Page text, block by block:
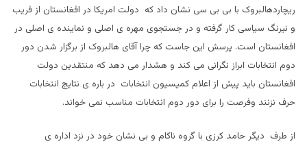
ریچاردهالبروک با بی بی سی نشان داد که دولت امریکا در افغانستان از فریب
و نیرنگ سیاسی کار گرفته و در جستجوی مهره ی اصلی و نماینده ی اصلی در
افغانستان است. پرسش این جاست که چرا آقای هالبروک از برگزار شدن دور
دوم انتخابات ابراز نگرانی می کند و هشدار می دهد که منتقدین دولت
افغانستان باید پیش از اعلام کمیسیون انتخابات در باره ی نتایج انتخابات
حرف نزنند وفرصت را برای دور دوم انتخابات مناسب نمی خواند.
از طرف دیگر حامد کرزی با گروه ناکام و بی نشان خود در نزد اداره ی